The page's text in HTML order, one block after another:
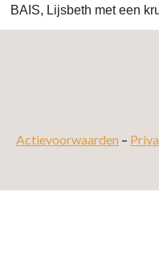
BAIS, Lijsbeth met een
Actievoorwaarden –